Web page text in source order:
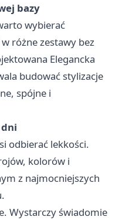
bazy
wybierać
różne zestawy bez
Elegancka
budować stylizacje
spójne i
odbierać lekkości.
kolorów i
z najmocniejszych
Wystarczy świadomie